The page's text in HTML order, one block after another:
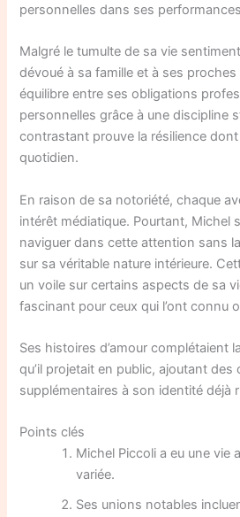
personnelles dans ses
Malgré le tumulte de sa vie
dévoué à sa famille et à ses
équilibre entre ses obligations
personnelles grâce à une discipline
contrastant prouve la résilience
quotidien.
En raison de sa notoriété, chaque
intérêt médiatique. Pourtant, Michel
naviguer dans cette attention sans
sur sa véritable nature intérieure.
un voile sur certains aspects de sa
fascinant pour ceux qui l’ont connu
Ses histoires d’amour complétaient
qu’il projetait en public, ajoutant des
supplémentaires à son identité déjà
Points clés
Michel Piccoli a eu une vie
variée.
Ses unions notables